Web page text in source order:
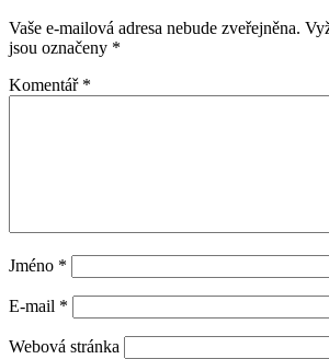
Vaše e-mailová adresa nebude zveřejněna.
jsou označeny *
Komentář *
Jméno *
E-mail *
Webová stránka